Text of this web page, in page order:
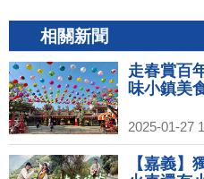
相關新聞
走春賞百
味小鎮美
2025-01-27
【嘉義】